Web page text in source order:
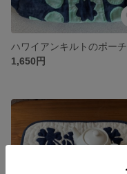
ハワイアンキルトのポーチ
1,650円